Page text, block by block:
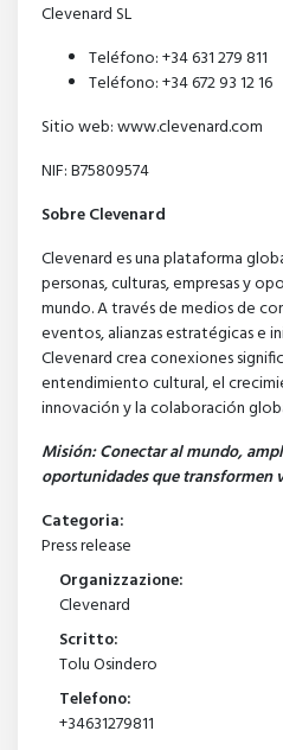
Clevenard SL
Teléfono: +34 631 279 811
Teléfono: +34 672 93 12 16
Sitio web: www.clevenard.com
NIF: B75809574
Sobre Clevenard
Clevenard es una plataforma
personas, culturas, empresas y
mundo. A través de medios de
eventos, alianzas estratégicas e
Clevenard crea conexiones
entendimiento cultural, el
innovación y la colaboración
Misión: Conectar al mundo,
oportunidades que transformen
Categoria:
Press release
Organizzazione:
Clevenard
Scritto:
Tolu Osindero
Telefono:
+34631279811